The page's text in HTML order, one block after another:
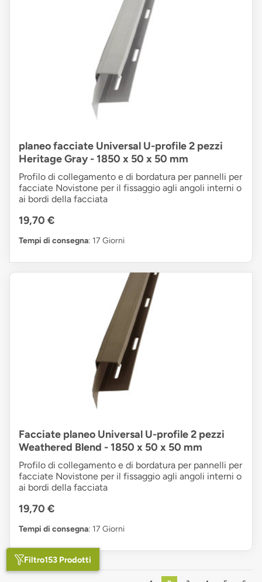
planeo facciate Universal U-profile 2 pezzi
Heritage Gray - 1850 x 50 x 50 mm
Profilo di collegamento e di bordatura per pannelli per
facciate Novistone per il fissaggio agli angoli interni o
ai bordi della facciata
19,70 €
Tempi di consegna: 17 Giorni
Facciate planeo Universal U-profile 2 pezzi
Weathered Blend - 1850 x 50 x 50 mm
Profilo di collegamento e di bordatura per pannelli per
facciate Novistone per il fissaggio agli angoli interni o
ai bordi della facciata
19,70 €
Tempi di consegna: 17 Giorni
Filtro153 Prodotti